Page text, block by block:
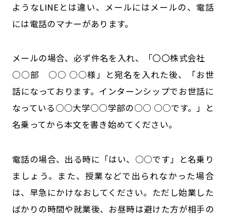
ようなLINEとは違い、メールにはメールの、電話
には電話のマナーがあります。
メールの場合、必ず件名を入れ、「〇〇株式会社
○○部 ○○ ○○様」と宛名を入れた後、「お世
話になっております。インターンシップでお世話に
なっている○○大学○○学部の○○ ○○です。」と
名乗ってから本文を書き始めてください。
電話の場合、出る時に「はい、○○です」と名乗り
ましょう。また、授業などで出られなかった場合
は、早急にかけなおしてください。ただし始業した
ばかりの時間や就業後、お昼時は避けた方が相手の